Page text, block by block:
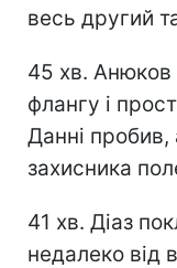
весь другий
45 хв.
флангу і
Данні пробив,
захисника
41 хв. Діаз
недалеко від